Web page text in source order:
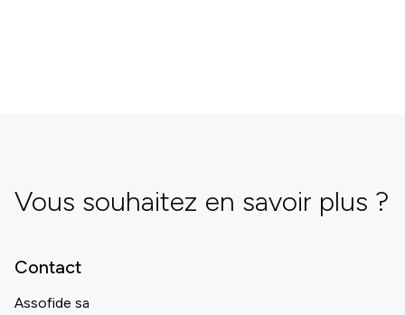
Vous souhaitez en savoir plus ?
Contact
Assofide sa